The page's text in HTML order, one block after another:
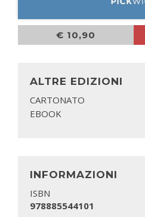
€ 10,90
ALTRE EDIZIONI
CARTONATO
EBOOK
INFORMAZIONI
ISBN
978885544101